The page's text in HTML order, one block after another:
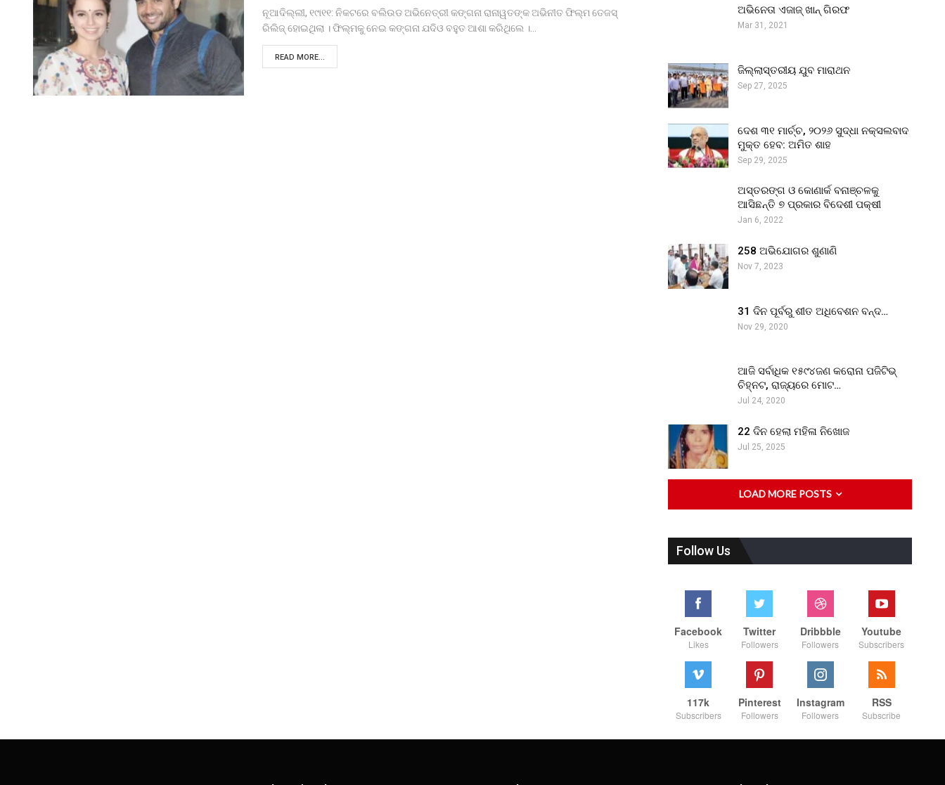
ନୂଆଦିଲ୍ଲୀ, ୧୯ା୧୧: ନିକଟରେ ବଲିଉଡ ଅଭିନେତ୍ରୀ କଙ୍ଗନା ରାନାୱତଙ୍କ ଅଭିନୀତ ଫିଲ୍ମ ତେଜସ୍‌
ରିଲିଜ୍‌ ହୋଇଥିଲା । ଫିଲ୍ମକୁ ନେଇ କଙ୍ଗନା ଯଦିଓ ବହୁତ ଆଶା କରିଥିଲେ ।…
READ MORE...
ଅଭିନେତା ଏଜାଜ୍ ଖାନ୍ ଗିରଫ
Mar 31, 2021
ଜିଲ୍ଲାସ୍ତରୀୟ ଯୁବ ମାରାଥନ
Sep 27, 2025
ଦେଶ ୩୧ ମାର୍ଚ୍ଚ, ୨୦୨୬ ସୁଦ୍ଧା ନକ୍ସଲବାଦ
ମୁକ୍ତ ହେବ: ଅମିତ ଶାହ
Sep 29, 2025
ଅସ୍ତରଙ୍ଗ ଓ କୋଣାର୍କ ବନାଞ୍ଚଳକୁ
ଆସିଛନ୍ତି ୭ ପ୍ରକାର ବିଦେଶୀ ପକ୍ଷୀ
Jan 6, 2022
258 ଅଭିଯୋଗର ଶୁଣାଣି
Nov 7, 2023
31 ଦିନ ପୂର୍ବରୁ ଶୀତ ଅଧିବେଶନ ବନ୍ଦ…
Nov 29, 2020
ଆଜି ସର୍ବାଧିକ ୧୫୯୪ଜଣ କରୋନା ପଜିଟିଭ୍
ଚିହ୍ନଟ, ରାଜ୍ୟରେ ମୋଟ…
Jul 24, 2020
22 ଦିନ ହେଲା ମହିଳା ନିଖୋଜ
Jul 25, 2025
LOAD MORE POSTS
Follow Us
Facebook
Likes
Twitter
Followers
Dribbble
Followers
Youtube
Subscribers
117k
Subscribers
Pinterest
Followers
Instagram
Followers
RSS
Subscribe